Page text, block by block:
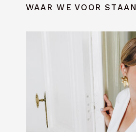
WAAR WE VOOR STAAN